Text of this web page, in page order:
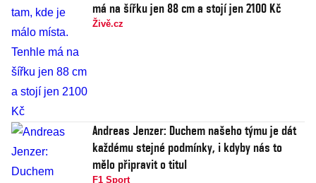
má na šířku jen 88 cm a stojí jen 2100 Kč
Živě.cz
Andreas Jenzer: Duchem našeho týmu je dát
každému stejné podmínky, i kdyby nás to
mělo připravit o titul
F1 Sport